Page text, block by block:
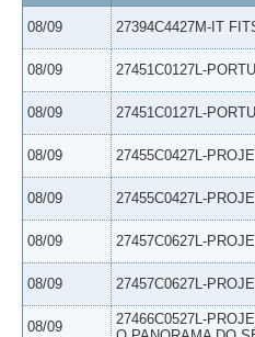
08/09 27394C4427M-IT
08/09 27451C0127L-
08/09 27451C0127L-
08/09 27455C0427L-
08/09 27455C0427L-
08/09 27457C0627L-
08/09 27457C0627L-
08/09
27466C0527L-